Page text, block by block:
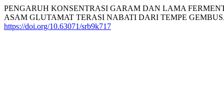
PENGARUH KONSENTRASI GARAM DAN LAMA
ASAM GLUTAMAT TERASI NABATI DARI TEMPE
https://doi.org/10.63071/srb9k717